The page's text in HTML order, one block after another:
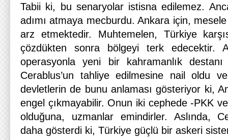
Tabii ki, bu senaryolar istisna edilemez.
adımı atmaya mecburdu. Ankara için,
arz etmektedir. Muhtemelen, Türkiye
çözdükten sonra bölgeyi terk edecektir.
operasyonla yeni bir kahramanlık
Cerablus’un tahliye edilmesine nail oldu
devletlerin de bunu anlaması gösteriyor ki,
engel çıkmayabilir. Onun iki cephede -PKK
olduğuna, uzmanlar emindirler. Aslında,
daha gösterdi ki, Türkiye güçlü bir askeri